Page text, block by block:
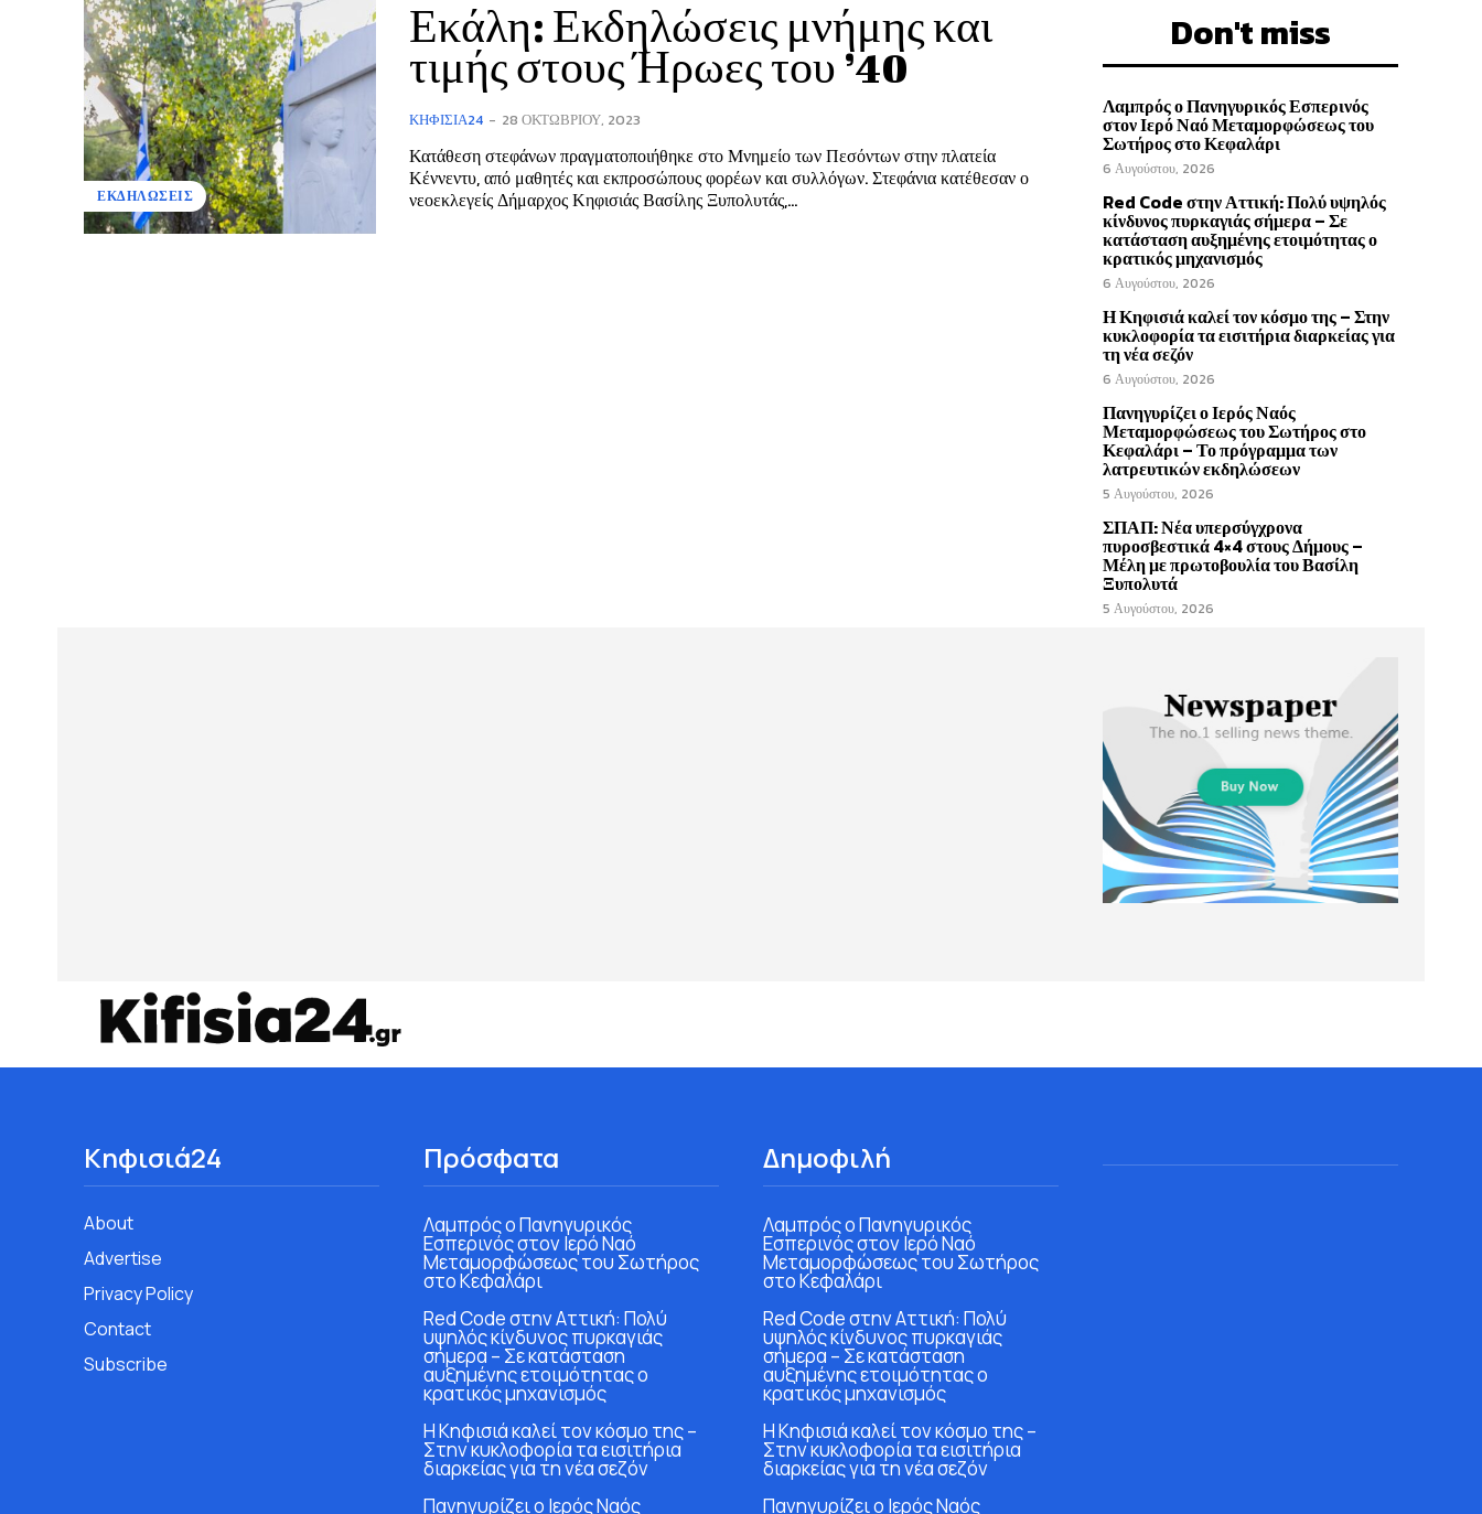
ΕΚΔΗΛΩΣΕΙΣ
Εκάλη: Εκδηλώσεις μνήμης και
τιμής στους Ήρωες του ’40
ΚΗΦΙΣΙΆ24 - 28 ΟΚΤΩΒΡΊΟΥ, 2023
Κατάθεση στεφάνων πραγματοποιήθηκε στο Μνημείο των Πεσόντων στην πλατεία
Κέννεντυ, από μαθητές και εκπροσώπους φορέων και συλλόγων. Στεφάνια κατέθεσαν ο
νεοεκλεγείς Δήμαρχος Κηφισιάς Βασίλης Ξυπολυτάς,...
Don't miss
Λαμπρός ο Πανηγυρικός Εσπερινός
στον Ιερό Ναό Μεταμορφώσεως του
Σωτήρος στο Κεφαλάρι
6 Αυγούστου, 2026
Red Code στην Αττική: Πολύ υψηλός
κίνδυνος πυρκαγιάς σήμερα – Σε
κατάσταση αυξημένης ετοιμότητας ο
κρατικός μηχανισμός
6 Αυγούστου, 2026
Η Κηφισιά καλεί τον κόσμο της – Στην
κυκλοφορία τα εισιτήρια διαρκείας για
τη νέα σεζόν
6 Αυγούστου, 2026
Πανηγυρίζει ο Ιερός Ναός
Μεταμορφώσεως του Σωτήρος στο
Κεφαλάρι – Το πρόγραμμα των
λατρευτικών εκδηλώσεων
5 Αυγούστου, 2026
ΣΠΑΠ: Νέα υπερσύγχρονα
πυροσβεστικά 4×4 στους Δήμους –
Μέλη με πρωτοβουλία του Βασίλη
Ξυπολυτά
5 Αυγούστου, 2026
Κηφισιά24
About
Advertise
Privacy Policy
Contact
Subscribe
Πρόσφατα
Λαμπρός ο Πανηγυρικός
Εσπερινός στον Ιερό Ναό
Μεταμορφώσεως του Σωτήρος
στο Κεφαλάρι
Red Code στην Αττική: Πολύ
υψηλός κίνδυνος πυρκαγιάς
σήμερα – Σε κατάσταση
αυξημένης ετοιμότητας ο
κρατικός μηχανισμός
Η Κηφισιά καλεί τον κόσμο της –
Στην κυκλοφορία τα εισιτήρια
διαρκείας για τη νέα σεζόν
Πανηγυρίζει ο Ιερός Ναός
Δημοφιλή
Λαμπρός ο Πανηγυρικός
Εσπερινός στον Ιερό Ναό
Μεταμορφώσεως του Σωτήρος
στο Κεφαλάρι
Red Code στην Αττική: Πολύ
υψηλός κίνδυνος πυρκαγιάς
σήμερα – Σε κατάσταση
αυξημένης ετοιμότητας ο
κρατικός μηχανισμός
Η Κηφισιά καλεί τον κόσμο της –
Στην κυκλοφορία τα εισιτήρια
διαρκείας για τη νέα σεζόν
Πανηγυρίζει ο Ιερός Ναός